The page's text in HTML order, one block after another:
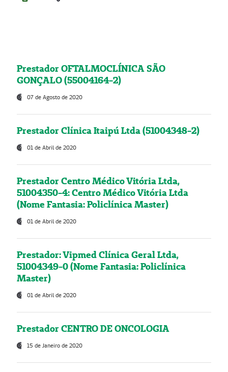
Prestador OFTALMOCLÍNICA SÃO
GONÇALO (55004164-2)
07 de Agosto de 2020
Prestador Clínica Itaipú Ltda (51004348-2)
01 de Abril de 2020
Prestador Centro Médico Vitória Ltda,
51004350-4: Centro Médico Vitória Ltda
(Nome Fantasia: Policlínica Master)
01 de Abril de 2020
Prestador: Vipmed Clínica Geral Ltda,
51004349-0 (Nome Fantasia: Policlínica
Master)
01 de Abril de 2020
Prestador CENTRO DE ONCOLOGIA
15 de Janeiro de 2020